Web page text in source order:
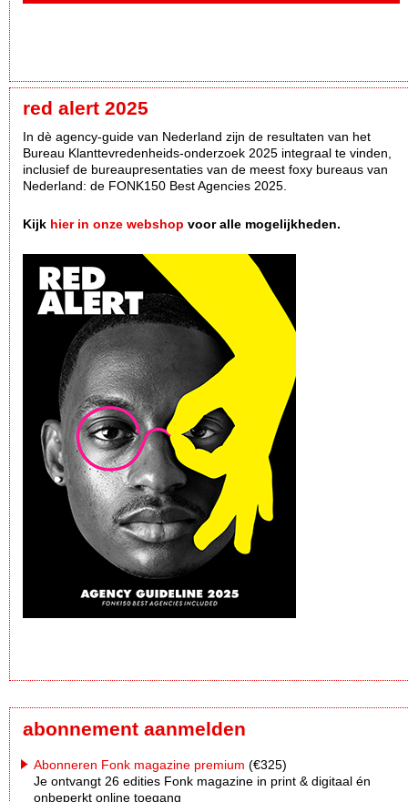
red alert 2025
In dè agency-guide van Nederland zijn de resultaten van het
Bureau Klanttevredenheids-onderzoek 2025 integraal te vinden,
inclusief de bureaupresentaties van de meest foxy bureaus van
Nederland: de FONK150 Best Agencies 2025.
Kijk hier in onze webshop voor alle mogelijkheden.
abonnement aanmelden
Abonneren Fonk magazine premium (€325)
Je ontvangt 26 edities Fonk magazine in print & digitaal én
onbeperkt online toegang